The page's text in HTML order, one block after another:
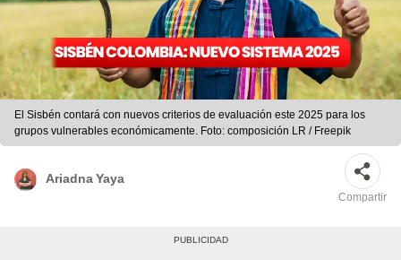
El Sisbén contará con nuevos criterios de evaluación este 2025 para los
grupos vulnerables económicamente. Foto: composición LR / Freepik
Ariadna Yaya
Compartir